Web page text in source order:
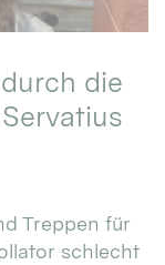
die
Treppen für
schlecht